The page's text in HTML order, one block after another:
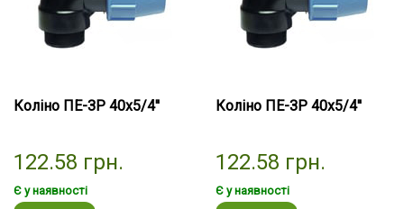
Коліно ПЕ-ЗР 40х5/4''
122.58 грн.
Є у наявності
Коліно ПЕ-ЗР 40х5/4''
122.58 грн.
Є у наявності